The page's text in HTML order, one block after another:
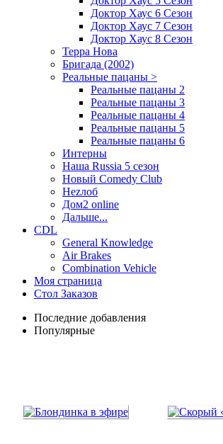
Доктор Хаус 6 Сезон
Доктор Хаус 7 Сезон
Доктор Хаус 8 Сезон
Терра Нова
Бригада (2002)
Реальные пацаны >
Реальные пацаны 2
Реальные пацаны 3
Реальные пацаны 4
Реальные пацаны 5
Реальные пацаны 6
Интерны
Наша Russia 5 сезон
Новый Comedy Club
Неzлоб
Дом2 online
Дальше...
CDL
General Knowledge
Air Brakes
Combination Vehicle
Моя страница
Стол Заказов
Последние добавления
Популярные